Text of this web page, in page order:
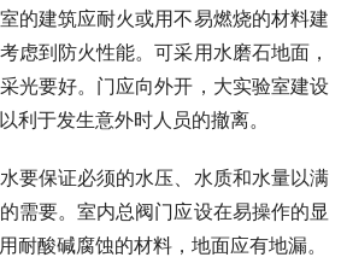
的建筑应耐火或用不易燃烧的材料建
虑到防火性能。可采用水磨石地面，
光要好。门应向外开，大实验室建设
利于发生意外时人员的撤离。
要保证必须的水压、水质和水量以满
需要。室内总阀门应设在易操作的显
耐酸碱腐蚀的材料，地面应有地漏。